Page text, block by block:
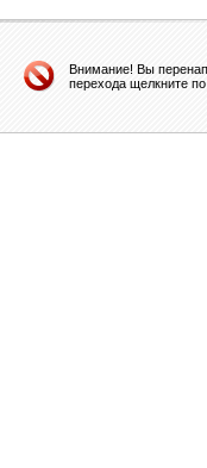
Внимание! Вы
перехода щелкните